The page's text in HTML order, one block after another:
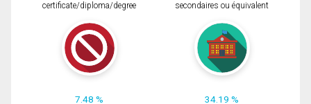
certificate/diploma/degree
7.48 %
secondaires ou équivalent
34.19 %